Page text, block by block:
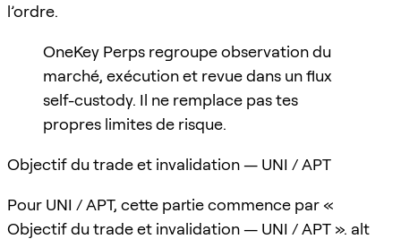
l’ordre.
OneKey Perps regroupe observation du
marché, exécution et revue dans un flux
self-custody. Il ne remplace pas tes
propres limites de risque.
Objectif du trade et invalidation — UNI / APT
Pour UNI / APT, cette partie commence par «
Objectif du trade et invalidation — UNI / APT ». alt